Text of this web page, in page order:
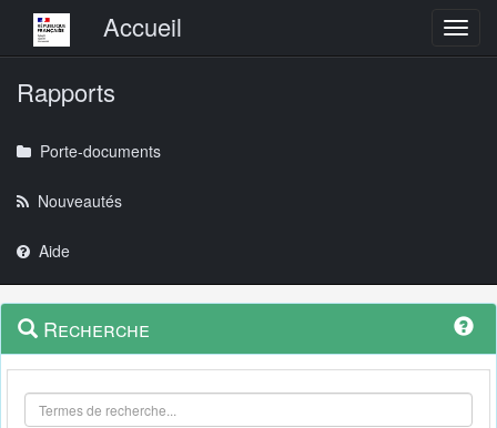
Menu principalAccueil
Rapports
Porte-documents
Nouveautés
Aide
Navigation
outils
Menu
contextuel
Recherche